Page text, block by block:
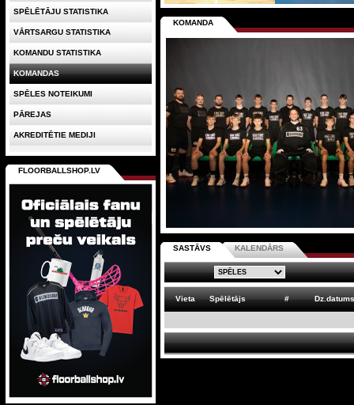
KOMANDA
SASTĀVS KALENDĀRS
Vieta Spēlētājs # Dz.datums
SPĒLĒTĀJU STATISTIKA
VĀRTSARGU STATISTIKA
KOMANDU STATISTIKA
KOMANDAS
SPĒLES NOTEIKUMI
PĀREJAS
AKREDITĒTIE MEDIJI
FLOORBALLSHOP.LV